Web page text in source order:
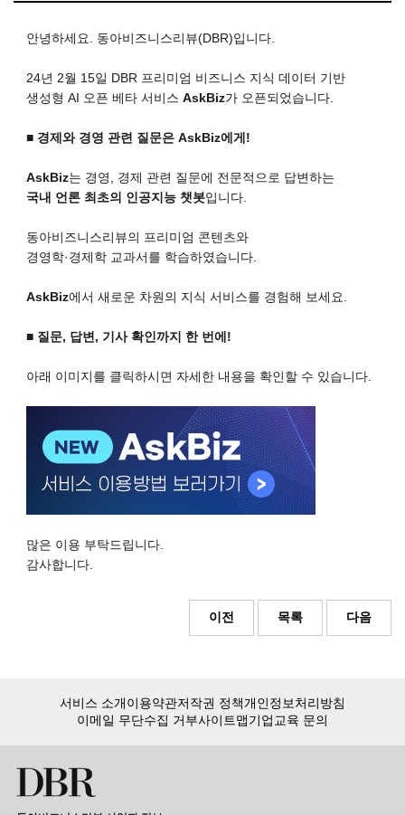
안녕하세요. 동아비즈니스리뷰(DBR)입니다.
24년 2월 15일 DBR 프리미엄 비즈니스 지식 데이터 기반
생성형 AI 오픈 베타 서비스 AskBiz가 오픈되었습니다.
■ 경제와 경영 관련 질문은 AskBiz에게!
AskBiz는 경영, 경제 관련 질문에 전문적으로 답변하는
국내 언론 최초의 인공지능 챗봇입니다.
동아비즈니스리뷰의 프리미엄 콘텐츠와
경영학·경제학 교과서를 학습하였습니다.
AskBiz에서 새로운 차원의 지식 서비스를 경험해 보세요.
■ 질문, 답변, 기사 확인까지 한 번에!
아래 이미지를 클릭하시면 자세한 내용을 확인할 수 있습니다.
많은 이용 부탁드립니다.
감사합니다.
이전 목록 다음
서비스 소개이용약관저작권 정책개인정보처리방침
이메일 무단수집 거부사이트맵기업교육 문의